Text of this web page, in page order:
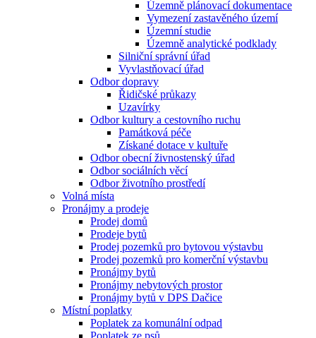
Územně plánovací dokumentace
Vymezení zastavěného území
Územní studie
Územně analytické podklady
Silniční správní úřad
Vyvlastňovací úřad
Odbor dopravy
Řidičské průkazy
Uzavírky
Odbor kultury a cestovního ruchu
Památková péče
Získané dotace v kultuře
Odbor obecní živnostenský úřad
Odbor sociálních věcí
Odbor životního prostředí
Volná místa
Pronájmy a prodeje
Prodej domů
Prodeje bytů
Prodej pozemků pro bytovou výstavbu
Prodej pozemků pro komerční výstavbu
Pronájmy bytů
Pronájmy nebytových prostor
Pronájmy bytů v DPS Dačice
Místní poplatky
Poplatek za komunální odpad
Poplatek ze psů